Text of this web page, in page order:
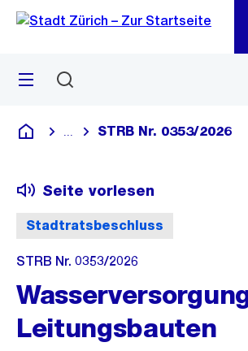
Navigation
Sprunglink
Menü
Deutsch
Blende alle Breadcrumbs ein
STRB Nr. 0353/2026
Stadtratsbeschluss
Seite vorlesen
STRB Nr. 0353/2026
Leitungsbauten